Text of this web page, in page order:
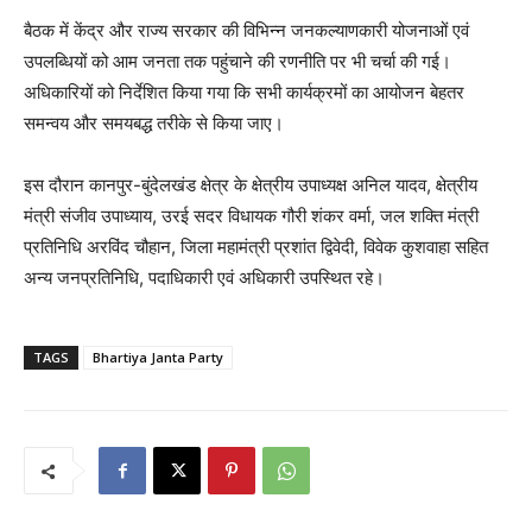
बैठक में केंद्र और राज्य सरकार की विभिन्न जनकल्याणकारी योजनाओं एवं
उपलब्धियों को आम जनता तक पहुंचाने की रणनीति पर भी चर्चा की गई।
अधिकारियों को निर्देशित किया गया कि सभी कार्यक्रमों का आयोजन बेहतर
समन्वय और समयबद्ध तरीके से किया जाए।
इस दौरान कानपुर-बुंदेलखंड क्षेत्र के क्षेत्रीय उपाध्यक्ष अनिल यादव, क्षेत्रीय
मंत्री संजीव उपाध्याय, उरई सदर विधायक गौरी शंकर वर्मा, जल शक्ति मंत्री
प्रतिनिधि अरविंद चौहान, जिला महामंत्री प्रशांत द्विवेदी, विवेक कुशवाहा सहित
अन्य जनप्रतिनिधि, पदाधिकारी एवं अधिकारी उपस्थित रहे।
TAGS Bhartiya Janta Party